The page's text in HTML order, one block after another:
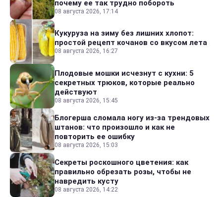
почему ее так трудно побороть
08 августа 2026, 17:14
Кукуруза на зиму без лишних хлопот:
простой рецепт кочанов со вкусом лета
08 августа 2026, 16:27
Плодовые мошки исчезнут с кухни: 5
секретных трюков, которые реально
действуют
08 августа 2026, 15:45
Блогерша сломала ногу из-за трендовых
штанов: что произошло и как не
повторить ее ошибку
08 августа 2026, 15:03
Секреты роскошного цветения: как
правильно обрезать розы, чтобы не
навредить кусту
08 августа 2026, 14:22